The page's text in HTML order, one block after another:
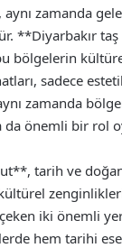
zamanda
**Diyarbakır
bölgelerin
sadece
zamanda
da önemli bir rol
tarih ve
iki önemli
hem tarihi